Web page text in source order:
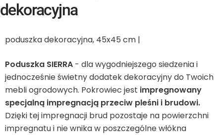
Leżaki
Akcesoria
Parasole
poduszka dekoracyjna, 45x45 cm |
Poduszka SIERRA - dla wygodniejszego siedzenia i
jednocześnie świetny dodatek dekoracyjny do Twoich
mebli ogrodowych. Pokrowiec jest impregnowany
specjalną impregnacją przeciw pleśni i brudowi.
Dzięki tej impregnacji brud pozostaje na powierzchni
impregnatu i nie wnika w poszczególne włókna
dekoracyjna